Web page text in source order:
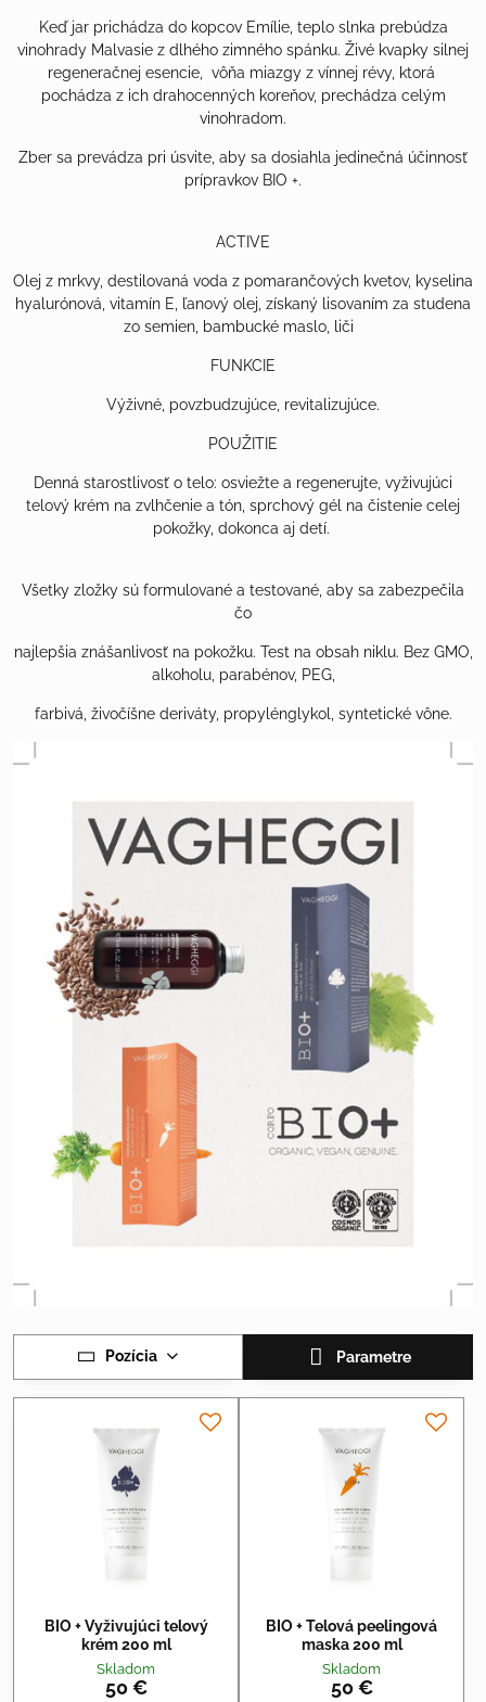
Keď jar prichádza do kopcov Emílie, teplo slnka prebúdza
vinohrady Malvasie z dlhého zimného spánku. Živé kvapky silnej
regeneračnej esencie, vôňa miazgy z vínnej révy, ktorá
pochádza z ich drahocenných koreňov, prechádza celým
vinohradom.
Zber sa prevádza pri úsvite, aby sa dosiahla jedinečná účinnosť
prípravkov BIO +.
ACTIVE
Olej z mrkvy, destilovaná voda z pomarančových kvetov, kyselina
hyalurónová, vitamín E, ľanový olej, získaný lisovaním za studena
zo semien, bambucké maslo, liči
FUNKCIE
Výživné, povzbudzujúce, revitalizujúce.
POUŽITIE
Denná starostlivosť o telo: osviežte a regenerujte, vyživujúci
telový krém na zvlhčenie a tón, sprchový gél na čistenie celej
pokožky, dokonca aj detí.
Všetky zložky sú formulované a testované, aby sa zabezpečila
čo
najlepšia znášanlivosť na pokožku. Test na obsah niklu. Bez GMO,
alkoholu, parabénov, PEG,
farbivá, živočíšne deriváty, propylénglykol, syntetické vône.
Pozícia Parametre
BIO + Vyživujúci telový
krém 200 ml
Skladom
50 €
BIO + Telová peelingová
maska 200 ml
Skladom
50 €